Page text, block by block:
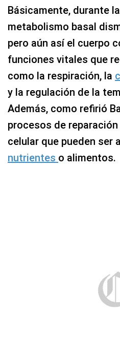
Básicamente, durante
metabolismo basal
pero aún así el cuerpo
funciones vitales que
como la respiración, la
y la regulación de la
Además, como refirió
procesos de
celular que pueden ser
nutrientes o alimentos.